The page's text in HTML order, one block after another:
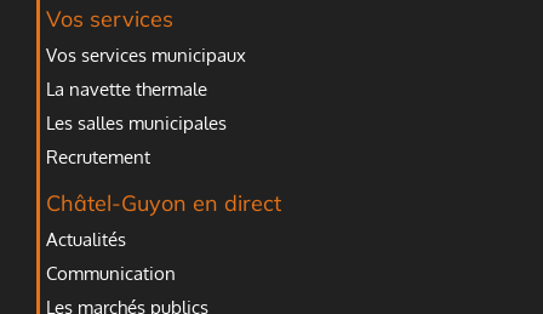
Vos services
Vos services municipaux
La navette thermale
Les salles municipales
Recrutement
Châtel-Guyon en direct
Actualités
Communication
Les marchés publics